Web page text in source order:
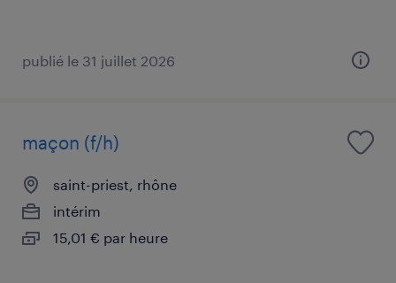
publié le 31 juillet 2026
maçon (f/h)
saint-priest, rhône
intérim
15,01 € par heure